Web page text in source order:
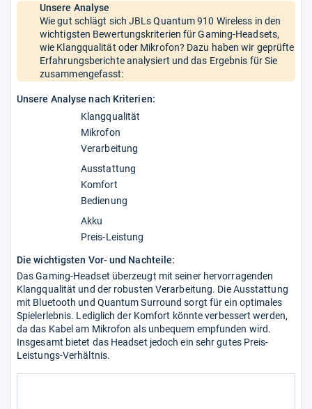
Unsere Analyse
Wie gut schlägt sich JBLs Quantum 910 Wireless in den
wichtigsten Bewertungskriterien für Gaming-Headsets,
wie Klangqualität oder Mikrofon? Dazu haben wir geprüfte
Erfahrungsberichte analysiert und das Ergebnis für Sie
zusammengefasst:
Unsere Analyse nach Kriterien:
Klangqualität
Mikrofon
Verarbeitung
Ausstattung
Komfort
Bedienung
Akku
Preis-Leistung
Die wichtigsten Vor- und Nachteile:
Das Gaming-Headset überzeugt mit seiner hervorragenden
Klangqualität und der robusten Verarbeitung. Die Ausstattung
mit Bluetooth und Quantum Surround sorgt für ein optimales
Spielerlebnis. Lediglich der Komfort könnte verbessert werden,
da das Kabel am Mikrofon als unbequem empfunden wird.
Insgesamt bietet das Headset jedoch ein sehr gutes Preis-
Leistungs-Verhältnis.